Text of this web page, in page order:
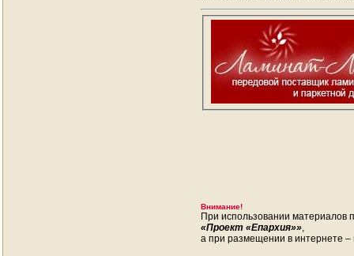
Внимание!
При использовании материалов
«Проект «Епархия»»,
а при размещении в интернете